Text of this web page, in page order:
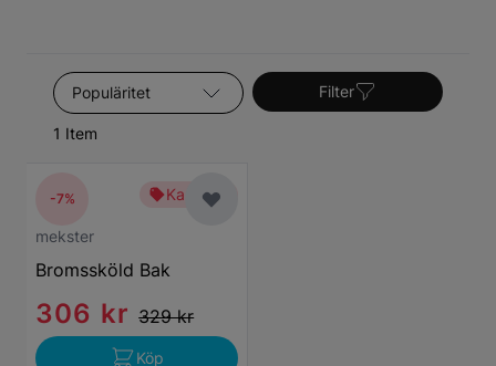
tillbaka till 1927 och V50 är en lysande representation
av märkets evolution.
Sortera efter
1 Item
Filter
Kampanj
mekster
Bromssköld Bak
306 kr 329 kr
-7%
Köp